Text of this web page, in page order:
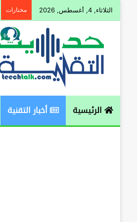
الثلاثاء, 4, أغسطس, 2026 مختارات
الرئيسية أخبار التقنية